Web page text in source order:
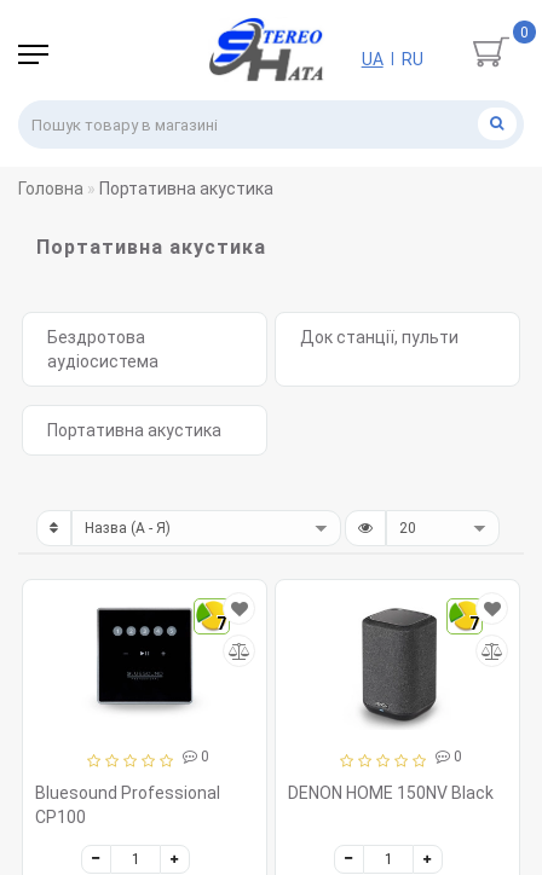
0
UA RU
Головна Портативна акустика
Портативна акустика
Бездротова
аудіосистема
Док станції, пульти
Портативна акустика
7
0
Bluesound Professional
CP100
7
0
DENON HOME 150NV Black